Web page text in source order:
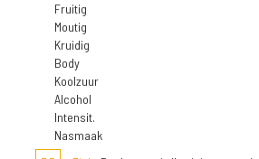
Fruitig
Moutig
Kruidig
Body
Koolzuur
Alcohol
Intensit.
Nasmaak